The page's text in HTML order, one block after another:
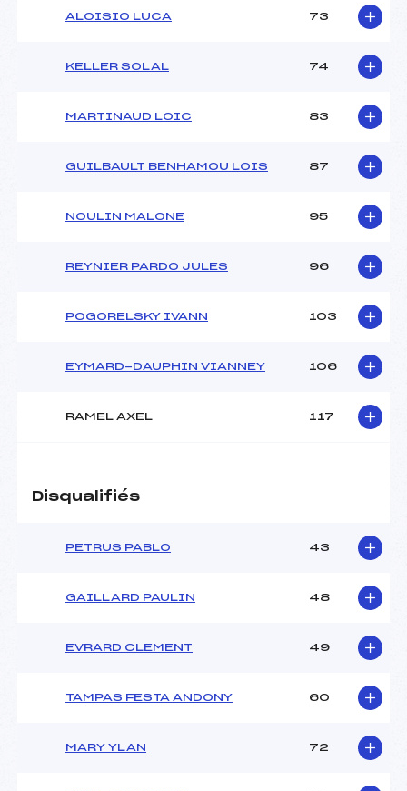
ALOISIO LUCA 73
KELLER SOLAL 74
MARTINAUD LOIC 83
GUILBAULT BENHAMOU LOIS 87
NOULIN MALONE 95
REYNIER PARDO JULES 96
POGORELSKY IVANN 103
EYMARD-DAUPHIN VIANNEY 106
RAMEL AXEL 117
Disqualifiés
PETRUS PABLO 43
GAILLARD PAULIN 48
EVRARD CLEMENT 49
TAMPAS FESTA ANDONY 60
MARY YLAN 72